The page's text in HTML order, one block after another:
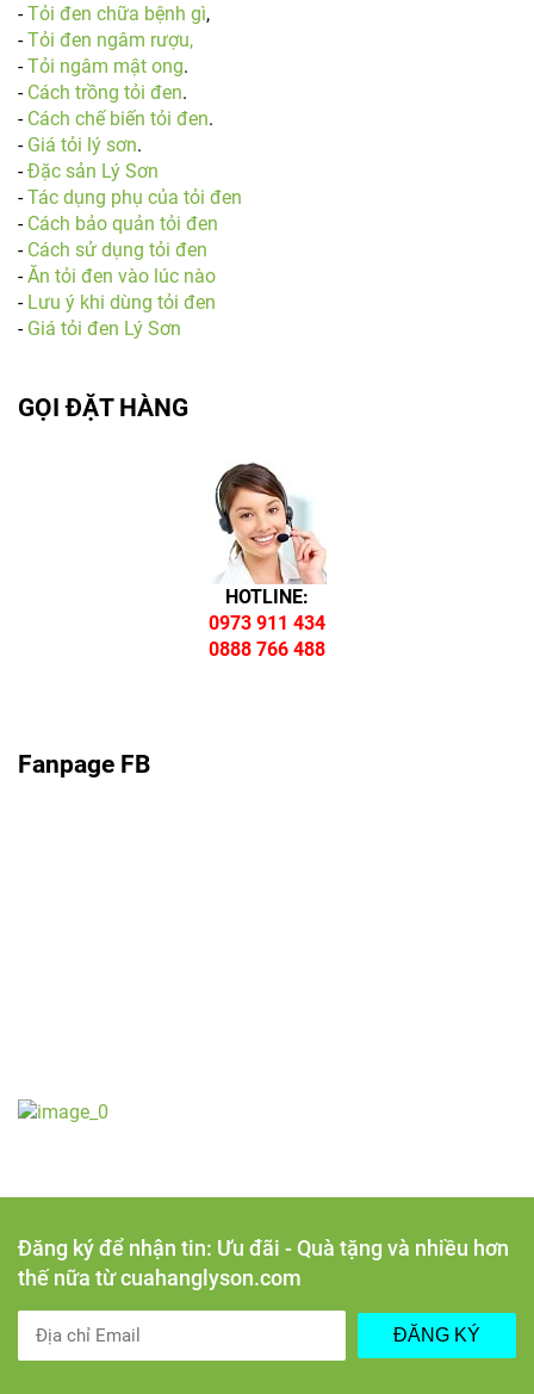
-Tỏi đen chữa bệnh gì,
-Tỏi đen ngâm rượu,
-Tỏi ngâm mật ong.
- Cách trồng tỏi đen.
- Cách chế biến tỏi đen.
- Giá tỏi lý sơn.
-Đặc sản Lý Sơn
-Tác dụng phụ của tỏi đen
- Cách bảo quản tỏi đen
- Cách sử dụng tỏi đen
-Ăn tỏi đen vào lúc nào
- Lưu ý khi dùng tỏi đen
- Giá tỏi đen Lý Sơn
GỌI ĐẶT HÀNG
HOTLINE:
0973 911 434
0888 766 488
Fanpage FB
Đăng ký để nhận tin: Ưu đãi - Quà tặng và nhiều hơn
thế nữa từ cuahanglyson.com
ĐĂNG KÝ